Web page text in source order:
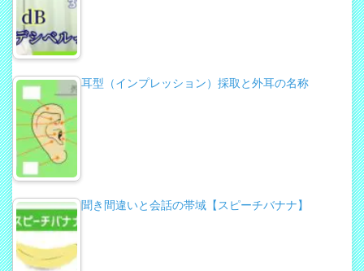
耳型（インプレッション）採取と外耳の名称
聞き間違いと会話の帯域【スピーチバナナ】